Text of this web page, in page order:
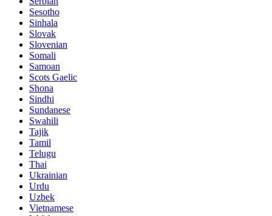
Sesotho
Sinhala
Slovak
Slovenian
Somali
Samoan
Scots Gaelic
Shona
Sindhi
Sundanese
Swahili
Tajik
Tamil
Telugu
Thai
Ukrainian
Urdu
Uzbek
Vietnamese